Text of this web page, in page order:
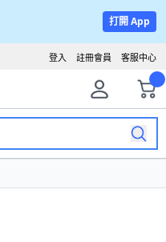
打開 App
客服中心
註冊會員
登入